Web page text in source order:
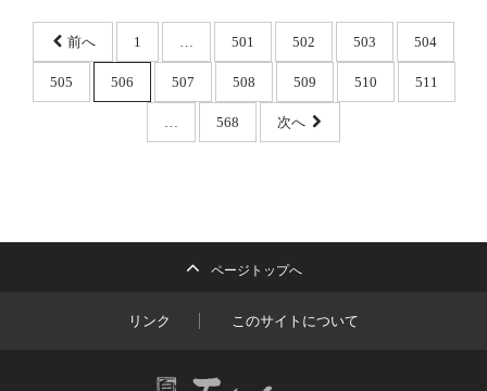
前へ 1 … 501 502 503 504
505 506 507 508 509 510 511
… 568 次へ
ページトップへ
リンク このサイトについて